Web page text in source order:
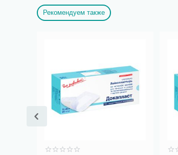
Рекомендуем также